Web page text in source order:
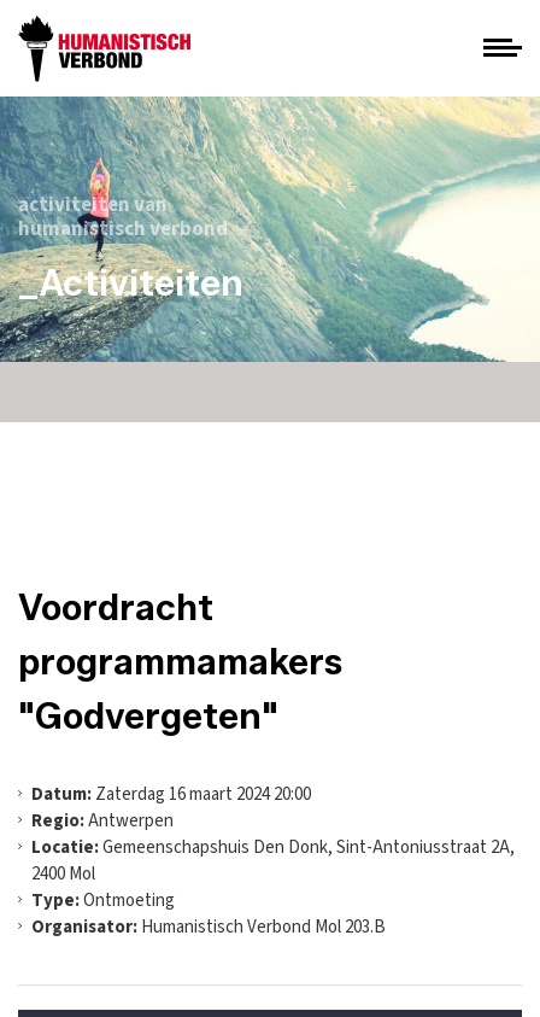
activiteiten van
humanistisch verbond
_Activiteiten
Voordracht
programmamakers
"Godvergeten"
Datum:Zaterdag 16 maart 2024 20:00
Regio:Antwerpen
Locatie:Gemeenschapshuis Den Donk, Sint-Antoniusstraat 2A,
2400 Mol
Type:Ontmoeting
Organisator:Humanistisch Verbond Mol 203.B